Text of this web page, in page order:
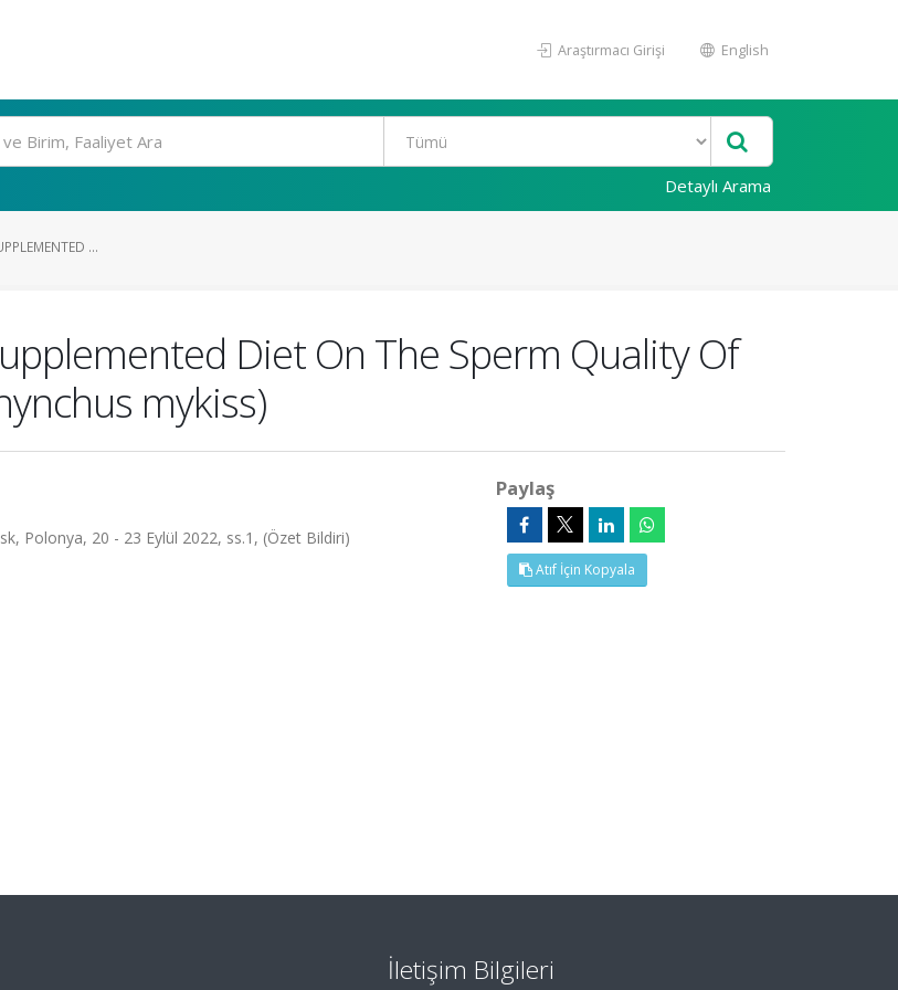
Araştırmacı Girişi English
Detaylı Arama
...
Diet On The Sperm Quality Of
mykiss)
Polonya, 20 - 23 Eylül 2022, ss.1, (Özet Bildiri)
Paylaş
Atıf İçin Kopyala
İletişim Bilgileri